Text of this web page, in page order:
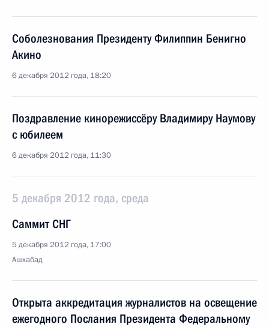
Соболезнования Президенту Филиппин Бенигно
Акино
6 декабря 2012 года, 18:20
Поздравление кинорежиссёру Владимиру Наумову
с юбилеем
6 декабря 2012 года, 11:30
5 декабря 2012 года, среда
Саммит СНГ
5 декабря 2012 года, 17:00
Ашхабад
Открыта аккредитация журналистов на освещение
ежегодного Послания Президента Федеральному